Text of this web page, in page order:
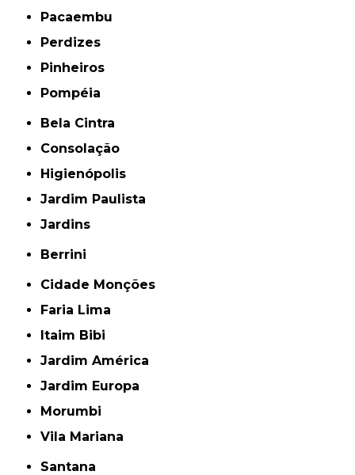
Pacaembu
Perdizes
Pinheiros
Pompéia
Bela Cintra
Consolação
Higienópolis
Jardim Paulista
Jardins
Berrini
Cidade Monções
Faria Lima
Itaim Bibi
Jardim América
Jardim Europa
Morumbi
Vila Mariana
Santana